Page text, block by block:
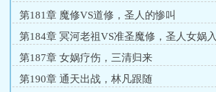
第181章 魔修VS道修，圣人的惨叫
第184章 冥河老祖VS准圣魔修，圣人女娲入
魔？
第187章 女娲疗伤，三清归来
第190章 通天出战，林凡跟随